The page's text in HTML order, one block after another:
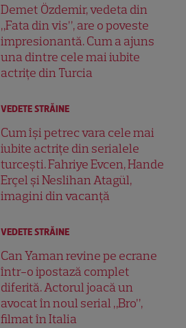
Demet Özdemir, vedeta din
„Fata din vis”, are o poveste
impresionantă. Cum a ajuns
una dintre cele mai iubite
actrițe din Turcia
VEDETE STRĂINE
Cum își petrec vara cele mai
iubite actrițe din serialele
turcești. Fahriye Evcen, Hande
Erçel și Neslihan Atagül,
imagini din vacanță
VEDETE STRĂINE
Can Yaman revine pe ecrane
într-o ipostază complet
diferită. Actorul joacă un
avocat în noul serial „Bro”,
filmat în Italia